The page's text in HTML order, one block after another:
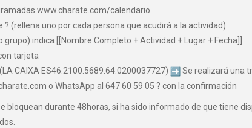
www.charate.com/calendario
? (rellena uno por cada persona que acudirá a la actividad)
grupo) indica [[Nombre Completo + Actividad + Lugar + Fecha]]
tarjeta
(LA CAIXA ES46.2100.5689.64.0200037727)
Se realizará una
o WhatsApp al 647 60 59 05 ? con la confirmación
bloquean durante 48horas, si ha sido informado de que tiene